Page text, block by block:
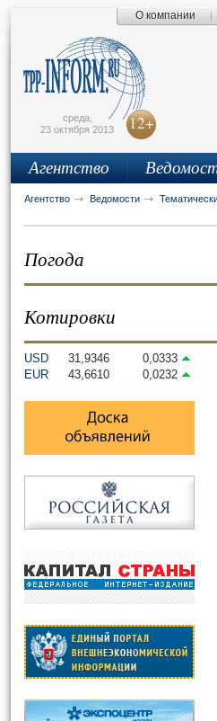
О компании
среда,
23 октября 2013
12+
Агентство
Агентство Ведомости
Погода
Котировки
USD 31,9346
0,0333
EUR
43,6610 0,0232